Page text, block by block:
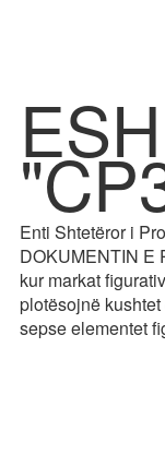
Enti Shtetëror i
DOKUMENTIN E
kur markat
plotësojnë
sepse elementet